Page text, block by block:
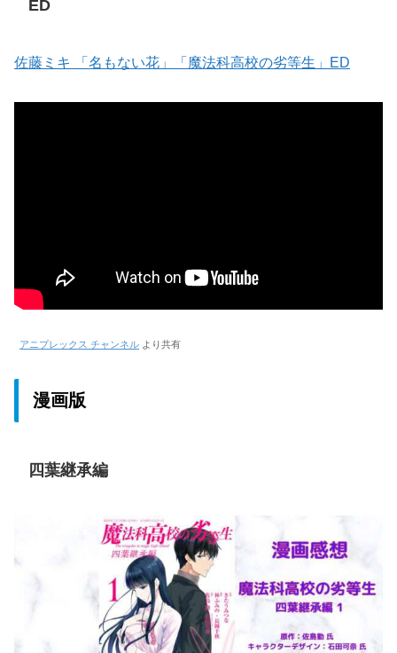
ED
佐藤ミキ 「名もない花」「魔法科高校の劣等生」ED
アニプレックス チャンネル より共有
漫画版
四葉継承編